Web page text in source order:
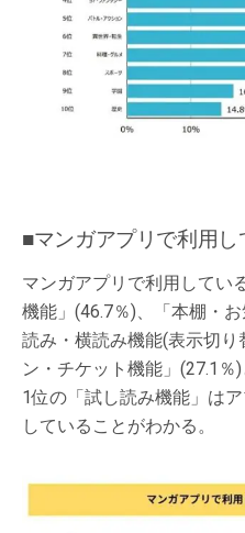
■マンガアプリで利用し
マンガアプリで利用してい
機能」(46.7％)、「本棚・
読み・横読み機能(表示切り
ン・チケット機能」(27.1％)
1位の「試し読み機能」は
していることがわかる。